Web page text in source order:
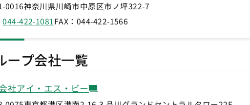
0016神奈川県川崎市中原区市ノ坪322-7
044-422-1081FAX： 044-422-1566
ープ会社一覧
社アイ・エス・ビー